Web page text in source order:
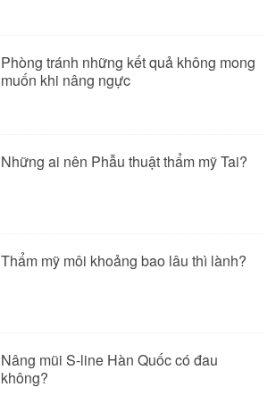
Phòng tránh những kết quả không mong
muốn khi nâng ngực
Những ai nên Phẫu thuật thẩm mỹ Tai?
Thẩm mỹ môi khoảng bao lâu thì lành?
Nâng mũi S-line Hàn Quốc có đau
không?